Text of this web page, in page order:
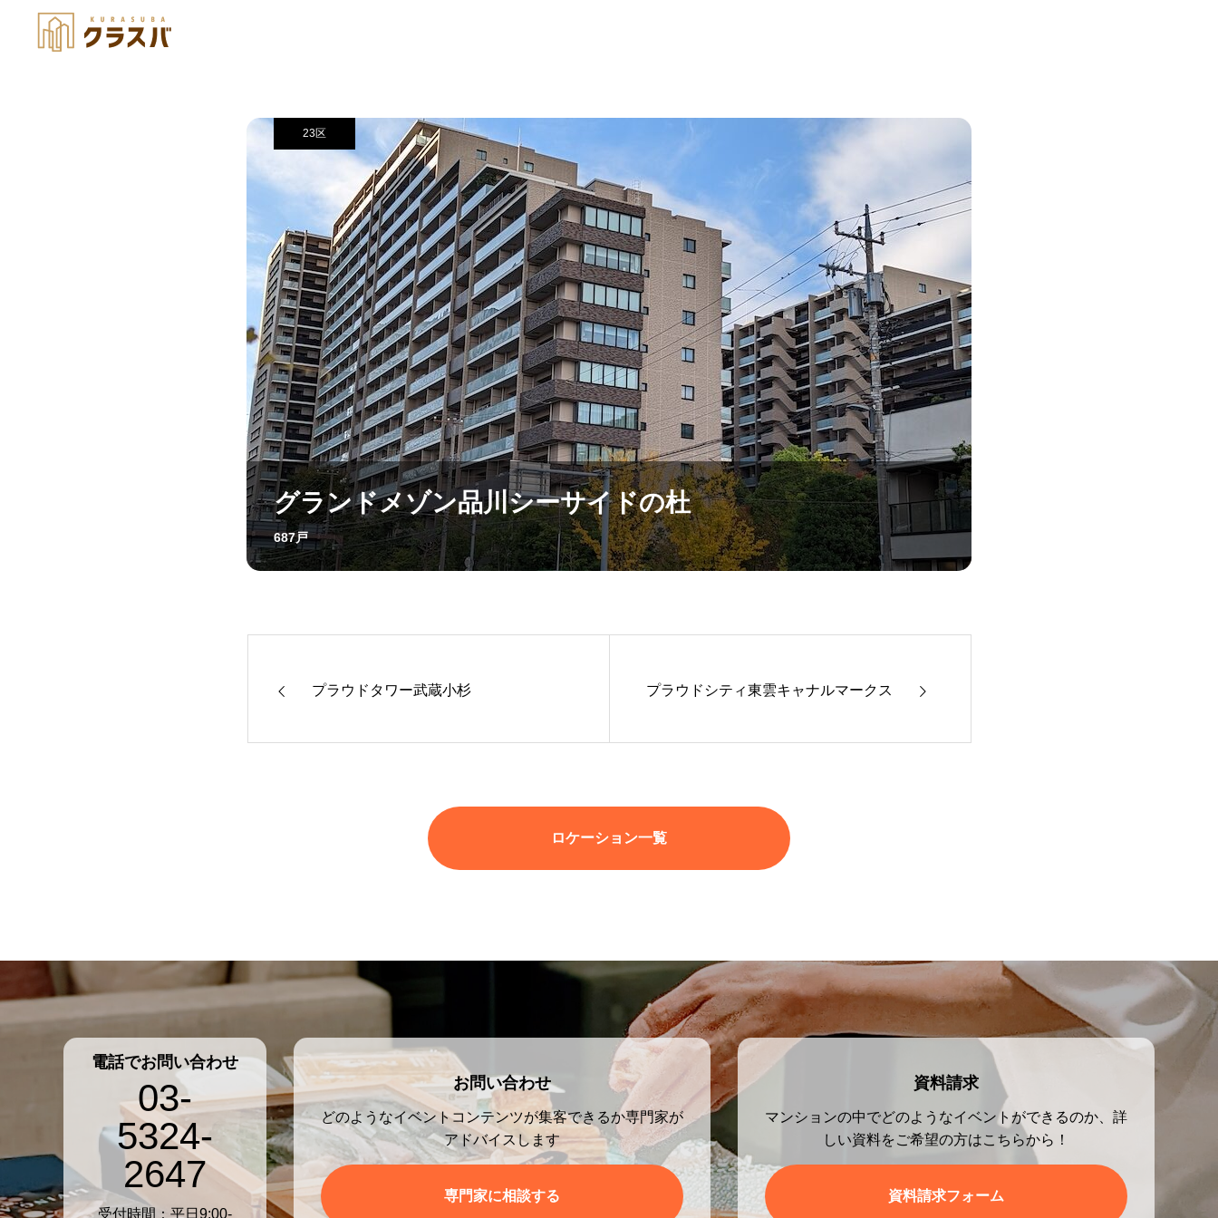
グランドメゾン品川シーサイドの杜
687戸
23区
プラウドタワー武蔵小杉 プラウドシティ東雲キャナルマークス
ロケーション一覧
電話でお問い合わせ
03-
5324-
2647
受付時間：平日9:00-
お問い合わせ
どのようなイベントコンテンツが集客できるか専門家が
アドバイスします
専門家に相談する
資料請求
マンションの中でどのようなイベントができるのか、詳
しい資料をご希望の方はこちらから！
資料請求フォーム